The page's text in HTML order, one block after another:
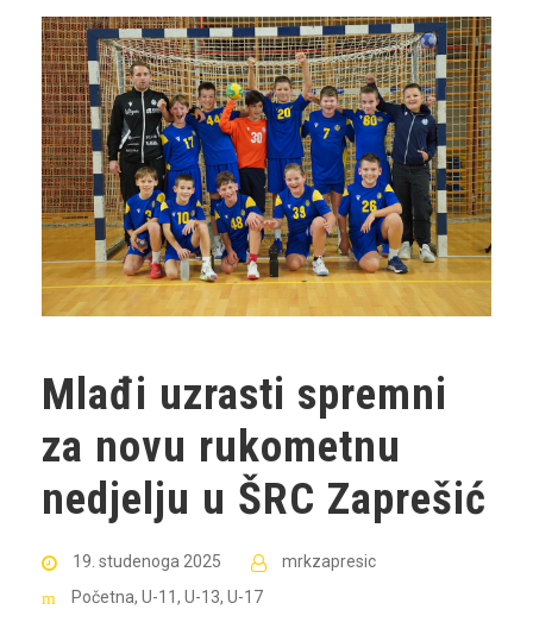
Mlađi uzrasti spremni
za novu rukometnu
nedjelju u ŠRC Zaprešić
19. studenoga 2025
mrkzapresic
Početna, U-11 , U-13, U-17